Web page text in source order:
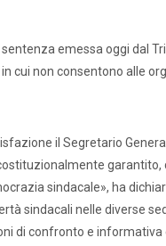
emessa oggi dal
cui non consentono alle
il Segretario
sindacale», ha
sindacali nelle diverse
di confronto e